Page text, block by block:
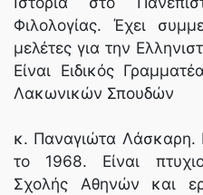
Φιλολογίας. Έχει
μελέτες για την
Είναι Ειδικός
Λακωνικών Σπουδών
κ. Παναγιώτα Λάσκαρη.
το 1968. Είναι
Σχολής Αθηνών και